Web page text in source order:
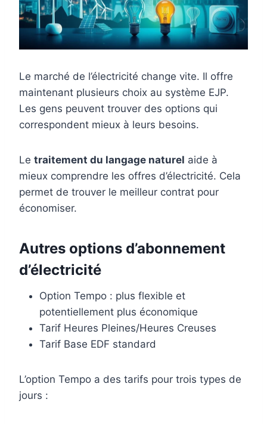
Le marché de l’électricité change vite. Il offre
maintenant plusieurs choix au système EJP.
Les gens peuvent trouver des options qui
correspondent mieux à leurs besoins.
Le traitement du langage naturel aide à
mieux comprendre les offres d’électricité. Cela
permet de trouver le meilleur contrat pour
économiser.
Autres options d’abonnement
d’électricité
Option Tempo : plus flexible et
potentiellement plus économique
Tarif Heures Pleines/Heures Creuses
Tarif Base EDF standard
L’option Tempo a des tarifs pour trois types de
jours :